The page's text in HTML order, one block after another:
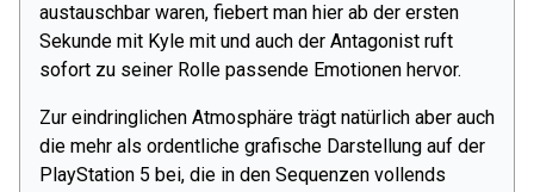
austauschbar waren, fiebert man hier ab der ersten
Sekunde mit Kyle mit und auch der Antagonist ruft
sofort zu seiner Rolle passende Emotionen hervor.
Zur eindringlichen Atmosphäre trägt natürlich aber auch
die mehr als ordentliche grafische Darstellung auf der
PlayStation 5 bei, die in den Sequenzen vollends